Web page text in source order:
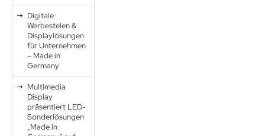
Digitale
Werbestelen &
Displaylösungen
für Unternehmen
– Made in
Germany
Multimedia
Display
präsentiert LED-
Sonderlösungen
„Made in